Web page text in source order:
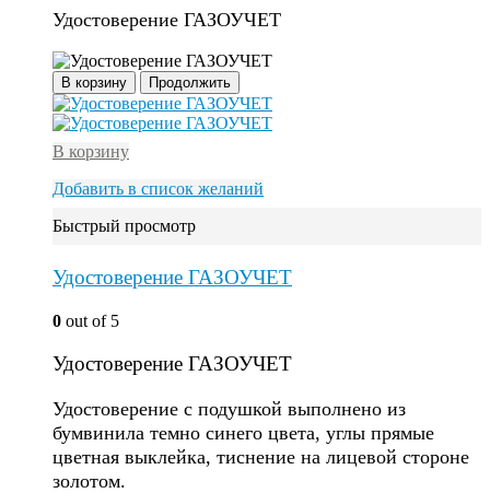
Удостоверение ГАЗОУЧЕТ
В корзину Продолжить
В корзину
Добавить в список желаний
Быстрый просмотр
Удостоверение ГАЗОУЧЕТ
0 out of 5
Удостоверение ГАЗОУЧЕТ
Удостоверение с подушкой выполнено из
бумвинила темно синего цвета, углы прямые
цветная выклейка, тиснение на лицевой стороне
золотом.